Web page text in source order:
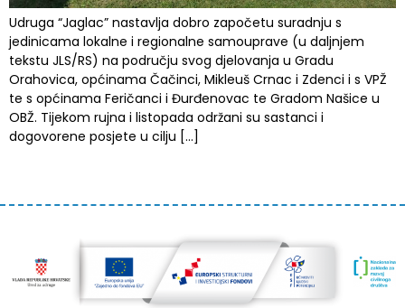
Udruga “Jaglac” nastavlja dobro započetu suradnju s
jedinicama lokalne i regionalne samouprave (u daljnjem
tekstu JLS/RS) na području svog djelovanja u Gradu
Orahovica, općinama Čačinci, Mikleuš Crnac i Zdenci i s VPŽ
te s općinama Feričanci i Đurđenovac te Gradom Našice u
OBŽ. Tijekom rujna i listopada održani su sastanci i
dogovorene posjete u cilju […]